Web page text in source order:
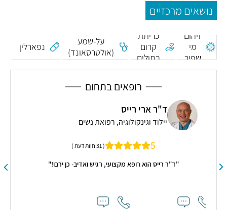
נושאים מרכזיים
זיהום
מי
שפיר
כריתת
קרום
בתולים
על-שמע
(אולטרסאונד)
בהריון
נפארלין
רופאים בתחום
ד"ר ארי רייס
יילוד וגינקולוגיה, רפואת נשים
5 ( 31 חוות דעת )
"ד"ר רייס הוא רופא מקצועי, רגיש ואדיב- כן ירבו!"